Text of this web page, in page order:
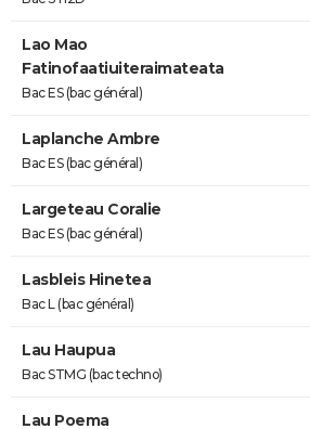
Lao Mao
Fatinofaatiuiteraimateata
Bac ES (bac général)
Laplanche Ambre
Bac ES (bac général)
Largeteau Coralie
Bac ES (bac général)
Lasbleis Hinetea
Bac L (bac général)
Lau Haupua
Bac STMG (bac techno)
Lau Poema